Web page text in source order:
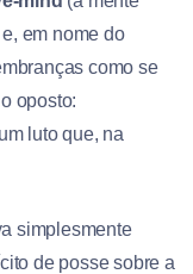
em nome do
como se
oposto:
luto que, na
simplesmente
de posse sobre a